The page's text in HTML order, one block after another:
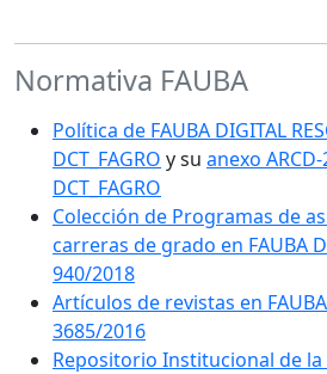
Normativa FAUBA
Política de FAUBA DIGITAL
DCT_FAGRO y su anexo
DCT_FAGRO
Colección de Programas de
carreras de grado en FAUBA
940/2018
Artículos de revistas en FAUBA
3685/2016
Repositorio Institucional de